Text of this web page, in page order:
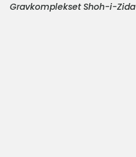
Gravkomplekset Shoh-i-Zida